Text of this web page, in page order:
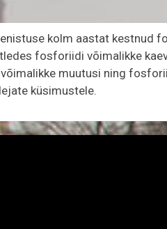
kolm aastat kestnud
fosforiidi võimalikke
muutusi ning
küsimustele.